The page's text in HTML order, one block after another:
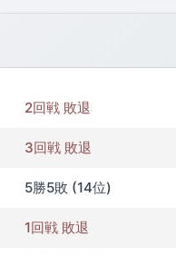
2回戦 敗退
3回戦 敗退
5勝5敗 (14位)
1回戦 敗退